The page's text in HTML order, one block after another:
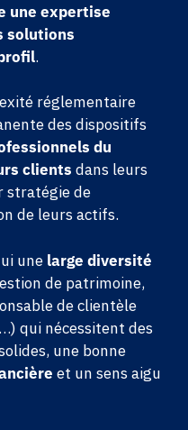
une expertise
solutions
.
réglementaire
des dispositifs
du
clients dans leurs
stratégie de
de leurs actifs.
une large diversité
de patrimoine,
de clientèle
qui nécessitent des
une bonne
et un sens aigu